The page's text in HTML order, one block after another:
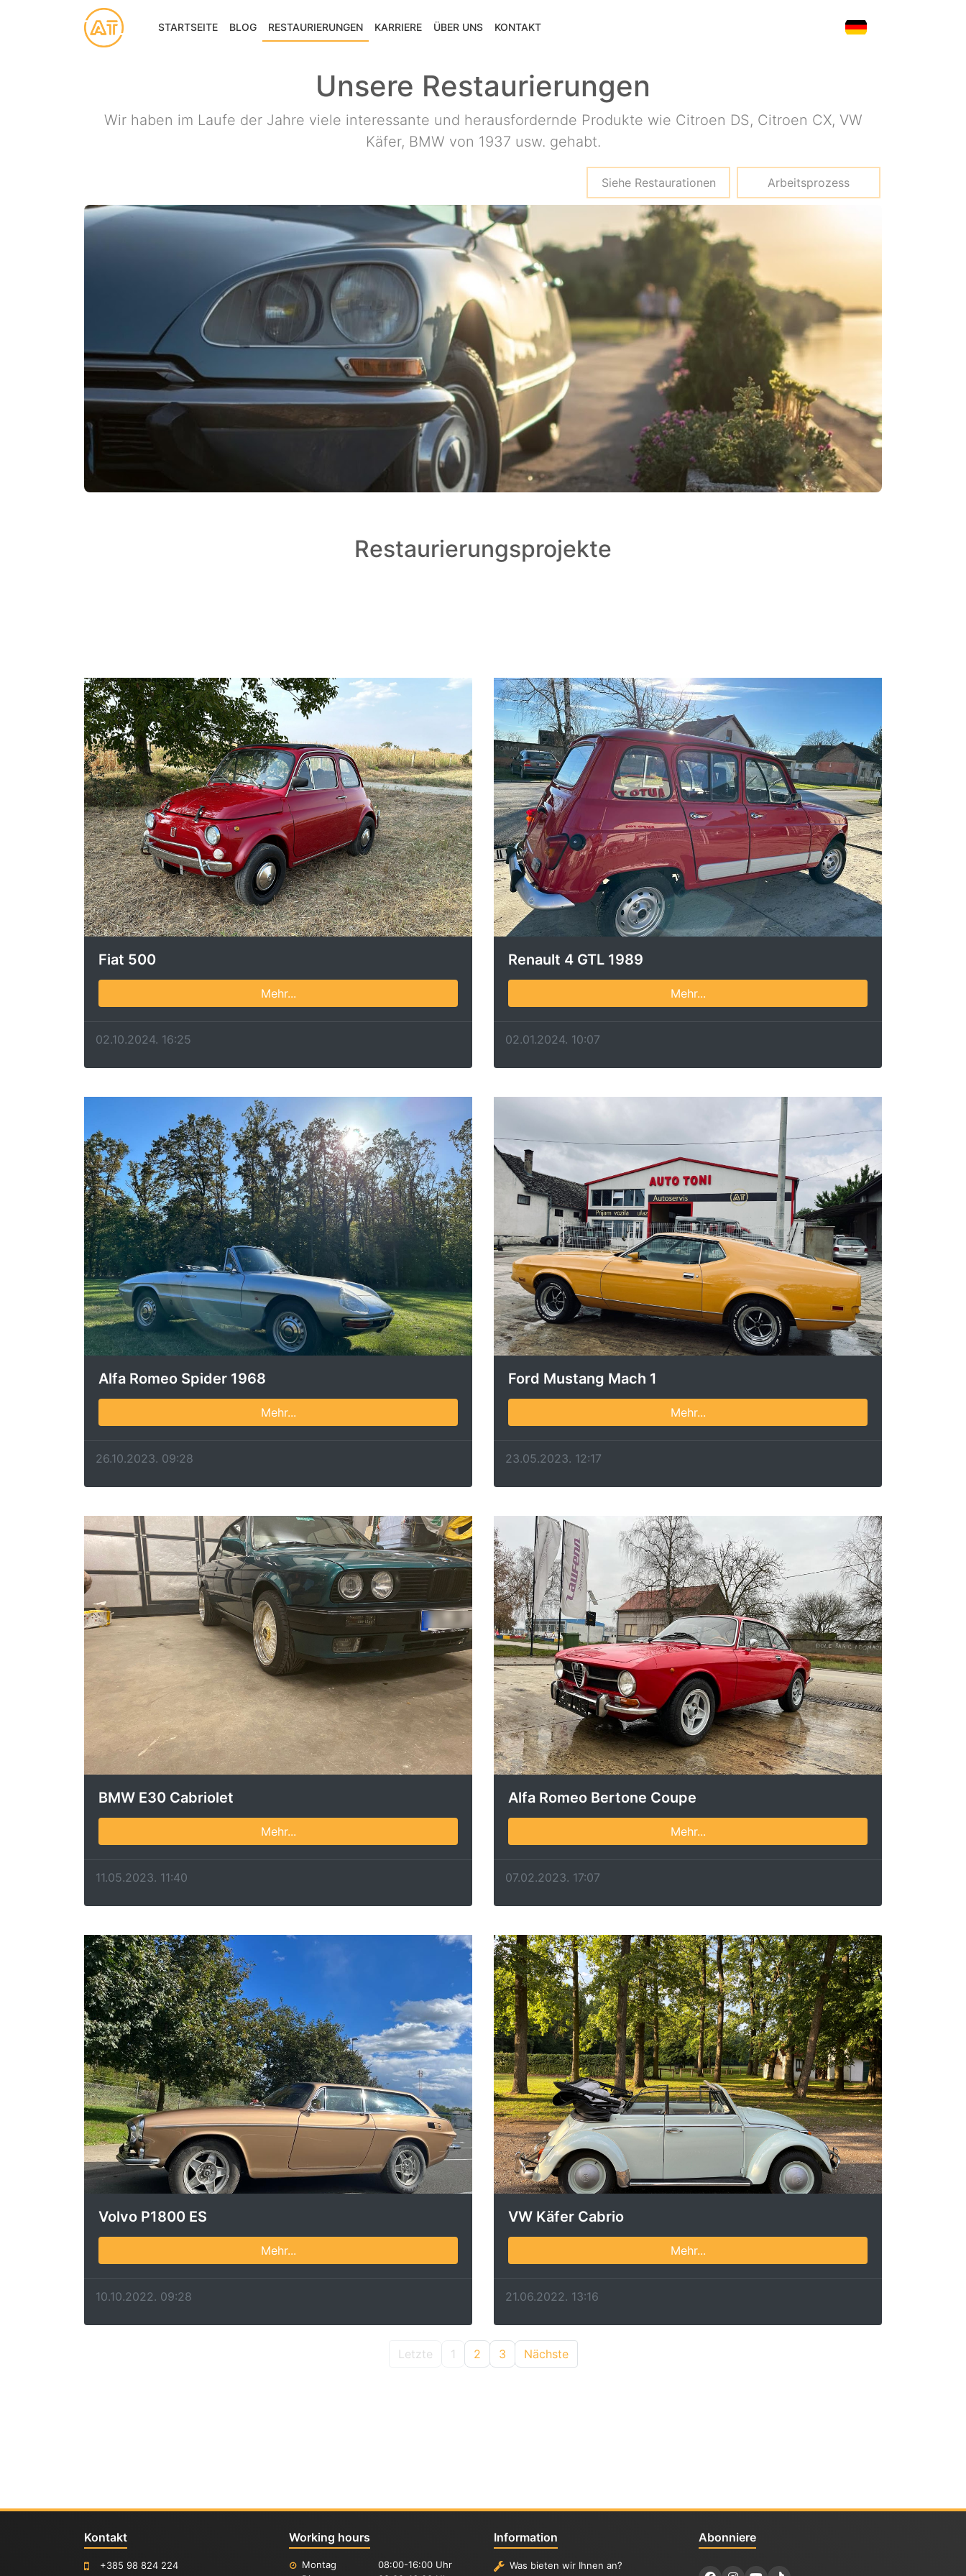
STARTSEITE BLOG RESTAURIERUNGEN KARRIERE ÜBER UNS KONTAKT
Unsere Restaurierungen
Wir haben im Laufe der Jahre viele interessante und herausfordernde Produkte wie Citroen DS, Citroen CX, VW
Käfer, BMW von 1937 usw. gehabt.
Siehe Restaurationen Arbeitsprozess
Restaurierungsprojekte
Fiat 500
Mehr...
02.10.2024. 16:25
Renault 4 GTL 1989
Mehr...
02.01.2024. 10:07
Alfa Romeo Spider 1968
Mehr...
26.10.2023. 09:28
Ford Mustang Mach 1
Mehr...
23.05.2023. 12:17
BMW E30 Cabriolet
Mehr...
11.05.2023. 11:40
Alfa Romeo Bertone Coupe
Mehr...
07.02.2023. 17:07
Volvo P1800 ES
Mehr...
10.10.2022. 09:28
VW Käfer Cabrio
Mehr...
21.06.2022. 13:16
Letzte 1 2 3 Nächste
Kontakt
+385 98 824 224
Working hours
Montag
08:00-16:00 Uhr
Information
Was bieten wir Ihnen an?
Abonniere